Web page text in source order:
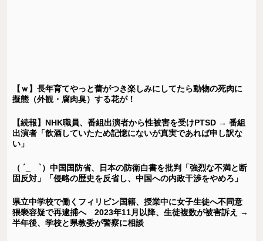
【ｗ】長年育てやっと蕾がつき楽しみにしてたら動物の死肉に
擬態（外観・腐肉臭）する花が！
【続報】NHK職員、番組出演者から性被害を受けPTSD → 番組
出演者「飲酒していたため記憶にないが真実であれば申し訳な
い」
（ ´_ゝ`）中国国防省、日本の防衛白書を批判「強烈な不満と断
固反対」「侵略の歴史を反省し、中国への内政干渉をやめろ」
県立中学校で働くフィリピン国籍、授業中に女子生徒へ不同意
猥褻容疑で再逮捕へ 2023年11月以降、生徒複数が被害訴え →
半年後、学校と県教委が警察に相談